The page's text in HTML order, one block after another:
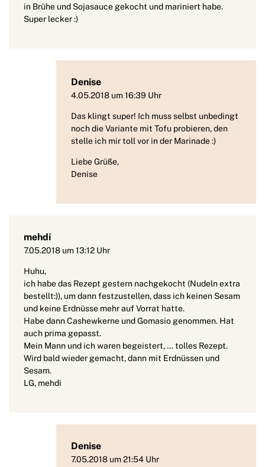
in Brühe und Sojasauce gekocht und mariniert habe.
Super lecker :)
Denise
4.05.2018 um 16:39 Uhr
Das klingt super! Ich muss selbst unbedingt
noch die Variante mit Tofu probieren, den
stelle ich mir toll vor in der Marinade :)
Liebe Grüße,
Denise
mehdi
7.05.2018 um 13:12 Uhr
Huhu,
ich habe das Rezept gestern nachgekocht (Nudeln extra
bestellt:)), um dann festzustellen, dass ich keinen Sesam
und keine Erdnüsse mehr auf Vorrat hatte.
Habe dann Cashewkerne und Gomasio genommen. Hat
auch prima gepasst.
Mein Mann und ich waren begeistert, … tolles Rezept.
Wird bald wieder gemacht, dann mit Erdnüssen und
Sesam.
LG, mehdi
Denise
7.05.2018 um 21:54 Uhr